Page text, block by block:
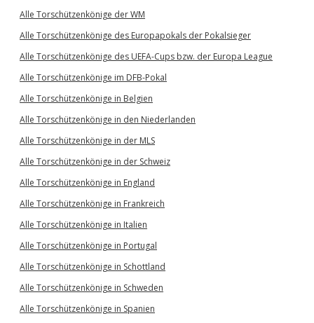
Alle Torschützenkönige der WM
Alle Torschützenkönige des Europapokals der Pokalsieger
Alle Torschützenkönige des UEFA-Cups bzw. der Europa League
Alle Torschützenkönige im DFB-Pokal
Alle Torschützenkönige in Belgien
Alle Torschützenkönige in den Niederlanden
Alle Torschützenkönige in der MLS
Alle Torschützenkönige in der Schweiz
Alle Torschützenkönige in England
Alle Torschützenkönige in Frankreich
Alle Torschützenkönige in Italien
Alle Torschützenkönige in Portugal
Alle Torschützenkönige in Schottland
Alle Torschützenkönige in Schweden
Alle Torschützenkönige in Spanien